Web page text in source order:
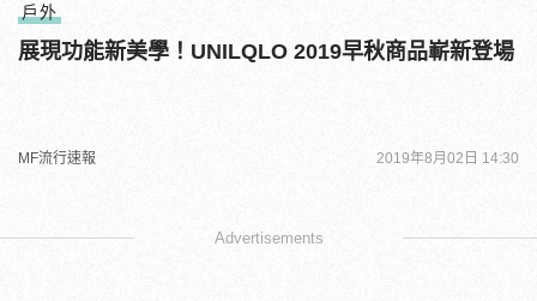
戶外
展現功能新美學！UNILQLO 2019早秋商品嶄新登場
MF流行速報 2019年8月02日 14:30
Advertisements